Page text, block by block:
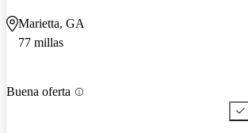
Marietta, GA
77 millas
Buena oferta